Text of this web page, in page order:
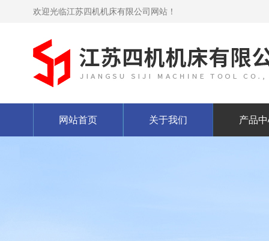
欢迎光临江苏四机机床有限公司网站！
网站首页 关于我们 产品